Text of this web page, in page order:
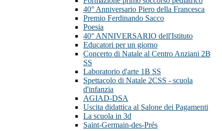
40° Anniversario Piero della Francesca
Premio Ferdinando Sacco
Poesia
40° ANNIVERSARIO dell'Istituto
Educatori per un giorno
Concerto di Natale al Centro Anziani 2B
SS
Laboratorio d'arte 1B SS
Spettacolo di Natale 2CSS - scuola
d'infanzia
AGIAD-DSA
Uscita didattica al Salone dei Pagamenti
La scuola in 3d
Saint-Germain-des-Prés